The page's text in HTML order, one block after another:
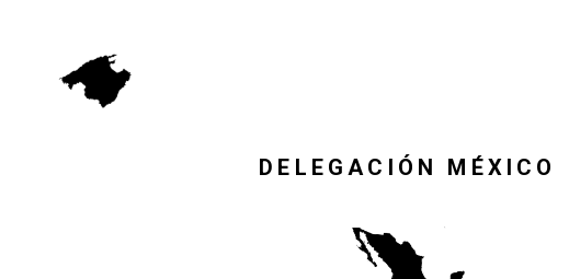
DELEGACIÓN MÉXICO